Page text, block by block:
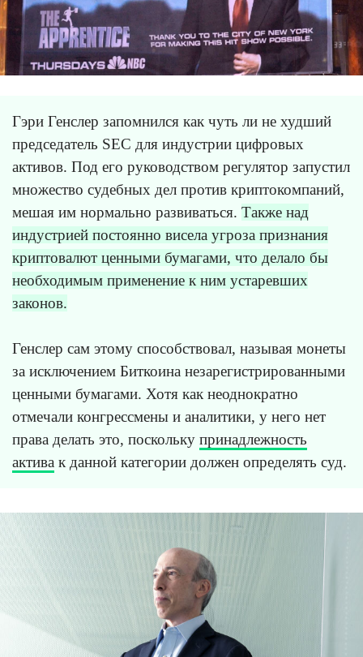
Гэри Генслер запомнился как чуть ли не худший
председатель SEC для индустрии цифровых
активов. Под его руководством регулятор запустил
множество судебных дел против криптокомпаний,
мешая им нормально развиваться. Также над
индустрией постоянно висела угроза признания
криптовалют ценными бумагами, что делало бы
необходимым применение к ним устаревших
законов.
Генслер сам этому способствовал, называя монеты
за исключением Биткоина незарегистрированными
ценными бумагами. Хотя как неоднократно
отмечали конгрессмены и аналитики, у него нет
права делать это, поскольку принадлежность
актива к данной категории должен определять суд.